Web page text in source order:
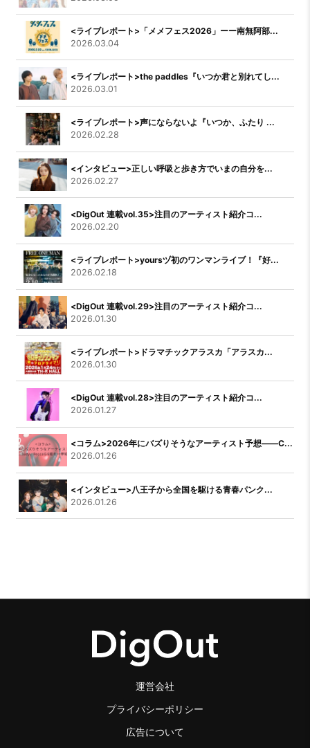
<ライブレポート>「メメフェス2026」ーー南無阿部...
2026.03.04
<ライブレポート>the paddles『いつか君と別れてし...
2026.03.01
<ライブレポート>声にならないよ『いつか、ふたり ...
2026.02.28
<インタビュー>正しい呼吸と歩き方でいまの自分を...
2026.02.27
<DigOut 連載vol.35>注目のアーティスト紹介コ...
2026.02.20
<ライブレポート>yoursヅ初のワンマンライブ！『好...
2026.02.18
<DigOut 連載vol.29>注目のアーティスト紹介コ...
2026.01.30
<ライブレポート>ドラマチックアラスカ「アラスカ...
2026.01.30
<DigOut 連載vol.28>注目のアーティスト紹介コ...
2026.01.27
<コラム>2026年にバズりそうなアーティスト予想――C...
2026.01.26
<インタビュー>八王子から全国を駆ける青春パンク...
2026.01.26
運営会社
プライバシーポリシー
広告について